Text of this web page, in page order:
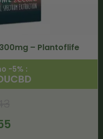
– Plantoflife
-5% :